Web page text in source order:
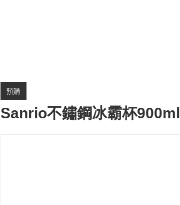
預購
Sanrio不鏽鋼冰霸杯900ml